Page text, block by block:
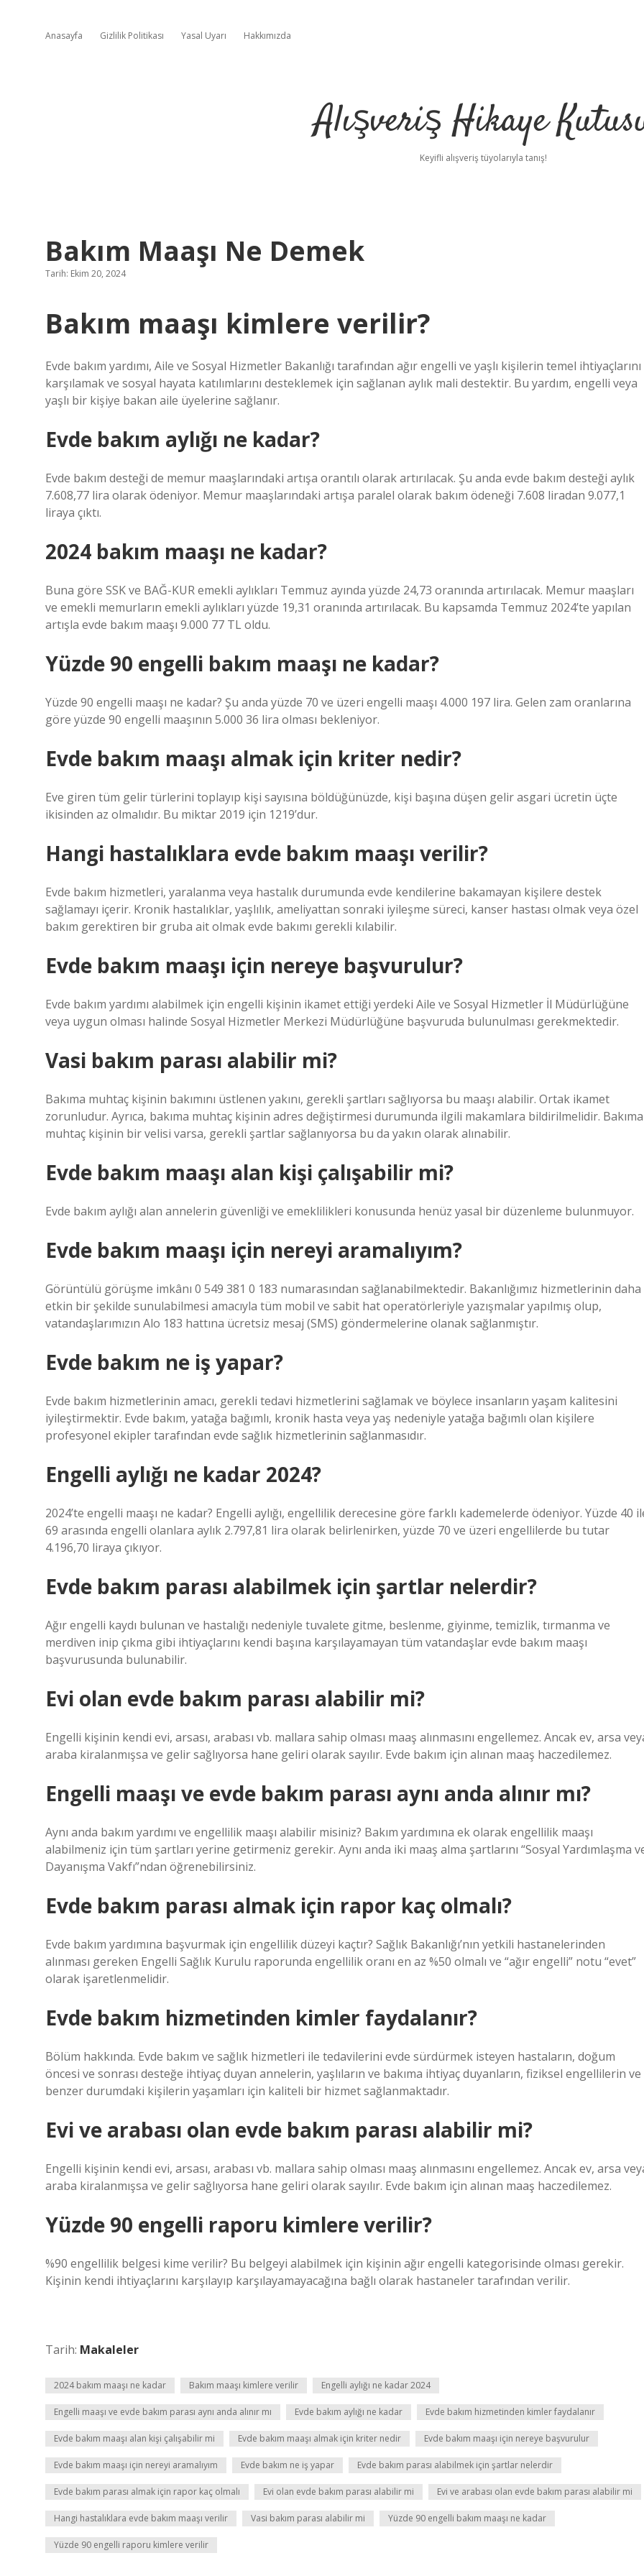
Anasayfa Gizlilik Politikası Yasal Uyarı Hakkımızda
Alışveriş Hikaye
Keyifli alışveriş tüyolarıyla tanış!
Bakım Maaşı Ne Demek
Tarih: Ekim 20, 2024
Bakım maaşı kimlere verilir?
Evde bakım yardımı, Aile ve Sosyal Hizmetler Bakanlığı tarafından ağır engelli ve yaşlı kişilerin temel ihtiyaçlarını
karşılamak ve sosyal hayata katılımlarını desteklemek için sağlanan aylık mali destektir. Bu yardım, engelli veya
yaşlı bir kişiye bakan aile üyelerine sağlanır.
Evde bakım aylığı ne kadar?
Evde bakım desteği de memur maaşlarındaki artışa orantılı olarak artırılacak. Şu anda evde bakım desteği aylık
7.608,77 lira olarak ödeniyor. Memur maaşlarındaki artışa paralel olarak bakım ödeneği 7.608 liradan 9.077,1
liraya çıktı.
2024 bakım maaşı ne kadar?
Buna göre SSK ve BAĞ-KUR emekli aylıkları Temmuz ayında yüzde 24,73 oranında artırılacak. Memur maaşları
ve emekli memurların emekli aylıkları yüzde 19,31 oranında artırılacak. Bu kapsamda Temmuz 2024’te yapılan
artışla evde bakım maaşı 9.000 77 TL oldu.
Yüzde 90 engelli bakım maaşı ne kadar?
Yüzde 90 engelli maaşı ne kadar? Şu anda yüzde 70 ve üzeri engelli maaşı 4.000 197 lira. Gelen zam oranlarına
göre yüzde 90 engelli maaşının 5.000 36 lira olması bekleniyor.
Evde bakım maaşı almak için kriter nedir?
Eve giren tüm gelir türlerini toplayıp kişi sayısına böldüğünüzde, kişi başına düşen gelir asgari ücretin üçte
ikisinden az olmalıdır. Bu miktar 2019 için 1219’dur.
Hangi hastalıklara evde bakım maaşı verilir?
Evde bakım hizmetleri, yaralanma veya hastalık durumunda evde kendilerine bakamayan kişilere destek
sağlamayı içerir. Kronik hastalıklar, yaşlılık, ameliyattan sonraki iyileşme süreci, kanser hastası olmak veya özel
bakım gerektiren bir gruba ait olmak evde bakımı gerekli kılabilir.
Evde bakım maaşı için nereye başvurulur?
Evde bakım yardımı alabilmek için engelli kişinin ikamet ettiği yerdeki Aile ve Sosyal Hizmetler İl Müdürlüğüne
veya uygun olması halinde Sosyal Hizmetler Merkezi Müdürlüğüne başvuruda bulunulması gerekmektedir.
Vasi bakım parası alabilir mi?
Bakıma muhtaç kişinin bakımını üstlenen yakını, gerekli şartları sağlıyorsa bu maaşı alabilir. Ortak ikamet
zorunludur. Ayrıca, bakıma muhtaç kişinin adres değiştirmesi durumunda ilgili makamlara bildirilmelidir. Bakıma
muhtaç kişinin bir velisi varsa, gerekli şartlar sağlanıyorsa bu da yakın olarak alınabilir.
Evde bakım maaşı alan kişi çalışabilir mi?
Evde bakım aylığı alan annelerin güvenliği ve emeklilikleri konusunda henüz yasal bir düzenleme bulunmuyor.
Evde bakım maaşı için nereyi aramalıyım?
Görüntülü görüşme imkânı 0 549 381 0 183 numarasından sağlanabilmektedir. Bakanlığımız hizmetlerinin daha
etkin bir şekilde sunulabilmesi amacıyla tüm mobil ve sabit hat operatörleriyle yazışmalar yapılmış olup,
vatandaşlarımızın Alo 183 hattına ücretsiz mesaj (SMS) göndermelerine olanak sağlanmıştır.
Evde bakım ne iş yapar?
Evde bakım hizmetlerinin amacı, gerekli tedavi hizmetlerini sağlamak ve böylece insanların yaşam kalitesini
iyileştirmektir. Evde bakım, yatağa bağımlı, kronik hasta veya yaş nedeniyle yatağa bağımlı olan kişilere
profesyonel ekipler tarafından evde sağlık hizmetlerinin sağlanmasıdır.
Engelli aylığı ne kadar 2024?
2024’te engelli maaşı ne kadar? Engelli aylığı, engellilik derecesine göre farklı kademelerde ödeniyor. Yüzde 40
69 arasında engelli olanlara aylık 2.797,81 lira olarak belirlenirken, yüzde 70 ve üzeri engellilerde bu tutar
4.196,70 liraya çıkıyor.
Evde bakım parası alabilmek için şartlar nelerdir?
Ağır engelli kaydı bulunan ve hastalığı nedeniyle tuvalete gitme, beslenme, giyinme, temizlik, tırmanma ve
merdiven inip çıkma gibi ihtiyaçlarını kendi başına karşılayamayan tüm vatandaşlar evde bakım maaşı
başvurusunda bulunabilir.
Evi olan evde bakım parası alabilir mi?
Engelli kişinin kendi evi, arsası, arabası vb. mallara sahip olması maaş alınmasını engellemez. Ancak ev, arsa
araba kiralanmışsa ve gelir sağlıyorsa hane geliri olarak sayılır. Evde bakım için alınan maaş haczedilemez.
Engelli maaşı ve evde bakım parası aynı anda alınır mı?
Aynı anda bakım yardımı ve engellilik maaşı alabilir misiniz? Bakım yardımına ek olarak engellilik maaşı
alabilmeniz için tüm şartları yerine getirmeniz gerekir. Aynı anda iki maaş alma şartlarını “Sosyal Yardımlaşma
Dayanışma Vakfı”ndan öğrenebilirsiniz.
Evde bakım parası almak için rapor kaç olmalı?
Evde bakım yardımına başvurmak için engellilik düzeyi kaçtır? Sağlık Bakanlığı’nın yetkili hastanelerinden
alınması gereken Engelli Sağlık Kurulu raporunda engellilik oranı en az %50 olmalı ve “ağır engelli” notu “evet”
olarak işaretlenmelidir.
Evde bakım hizmetinden kimler faydalanır?
Bölüm hakkında. Evde bakım ve sağlık hizmetleri ile tedavilerini evde sürdürmek isteyen hastaların, doğum
öncesi ve sonrası desteğe ihtiyaç duyan annelerin, yaşlıların ve bakıma ihtiyaç duyanların, fiziksel engellilerin ve
benzer durumdaki kişilerin yaşamları için kaliteli bir hizmet sağlanmaktadır.
Evi ve arabası olan evde bakım parası alabilir mi?
Engelli kişinin kendi evi, arsası, arabası vb. mallara sahip olması maaş alınmasını engellemez. Ancak ev, arsa
araba kiralanmışsa ve gelir sağlıyorsa hane geliri olarak sayılır. Evde bakım için alınan maaş haczedilemez.
Yüzde 90 engelli raporu kimlere verilir?
%90 engellilik belgesi kime verilir? Bu belgeyi alabilmek için kişinin ağır engelli kategorisinde olması gerekir.
Kişinin kendi ihtiyaçlarını karşılayıp karşılayamayacağına bağlı olarak hastaneler tarafından verilir.
Tarih: Makaleler
2024 bakım maaşı ne kadar Bakım maaşı kimlere verilir Engelli aylığı ne kadar 2024
Engelli maaşı ve evde bakım parası aynı anda alınır mı Evde bakım aylığı ne kadar Evde bakım hizmetinden kimler faydalanır
Evde bakım maaşı alan kişi çalışabilir mi Evde bakım maaşı almak için kriter nedir Evde bakım maaşı için nereye başvurulur
Evde bakım maaşı için nereyi aramalıyım Evde bakım ne iş yapar Evde bakım parası alabilmek için şartlar nelerdir
Evde bakım parası almak için rapor kaç olmalı Evi olan evde bakım parası alabilir mi Evi ve arabası olan evde bakım parası alabilir mi
Hangi hastalıklara evde bakım maaşı verilir Vasi bakım parası alabilir mi Yüzde 90 engelli bakım maaşı ne kadar
Yüzde 90 engelli raporu kimlere verilir